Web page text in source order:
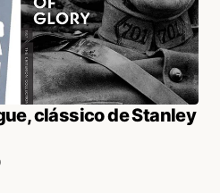
clássico de Stanley